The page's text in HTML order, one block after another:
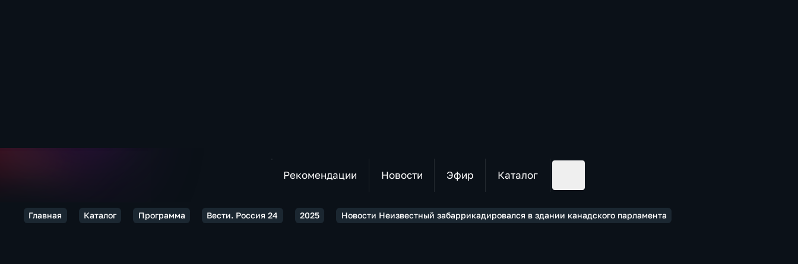
Рекомендации Новости Эфир Каталог
Главная Каталог Программа Вести. Россия 24 2025 Новости Неизвестный забаррикадировался в здании канадского парламента